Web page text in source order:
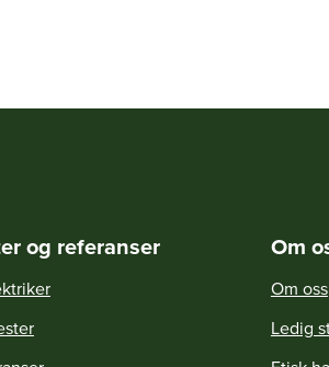
og referanser Om
Om oss
Ledig